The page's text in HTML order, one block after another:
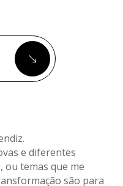
e diferentes
ou temas que me
são para